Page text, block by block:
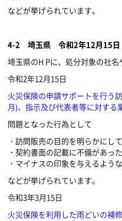
などが挙げられています。
4-2 埼玉県 令和2年12月15日
埼玉県のH Pに、処分対象の社名
令和2年12月15日
火災保険の申請サポートを行う
月)、指示及び代表者等に対する
問題となった行為として
・訪問販売の目的を明らかにして
・契約書面の記載に不備があった
・マイナスの印象を与えるよう
などが挙げられています。
令和3年3月15日
火災保険を利用した雨どいの補